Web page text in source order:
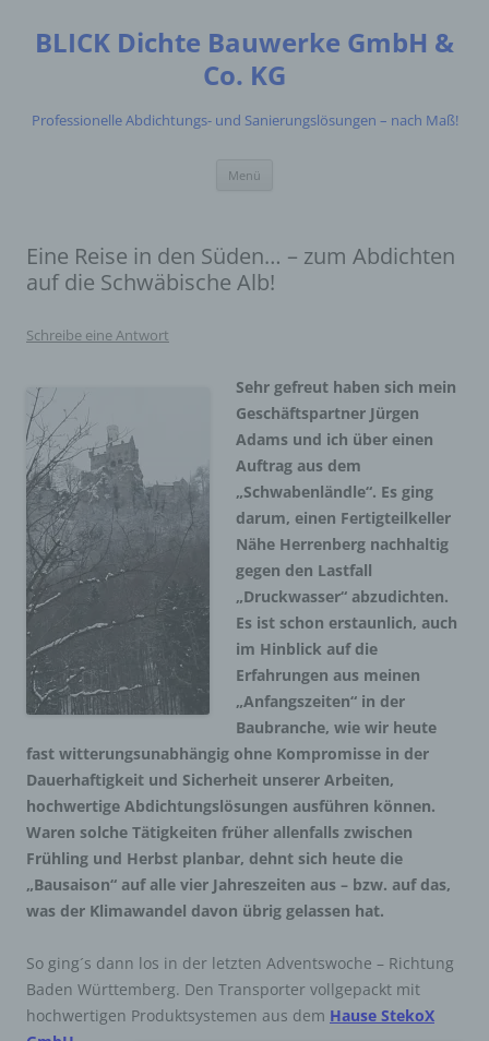
springen
BLICK Dichte Bauwerke GmbH &
Co. KG
Professionelle Abdichtungs- und Sanierungslösungen – nach Maß!
Menü
Eine Reise in den Süden… – zum Abdichten
auf die Schwäbische Alb!
Schreibe eine Antwort
Sehr gefreut haben sich mein
Geschäftspartner Jürgen
Adams und ich über einen
Auftrag aus dem
„Schwabenländle“. Es ging
darum, einen Fertigteilkeller
Nähe Herrenberg nachhaltig
gegen den Lastfall
„Druckwasser“ abzudichten.
Es ist schon erstaunlich, auch
im Hinblick auf die
Erfahrungen aus meinen
„Anfangszeiten“ in der
Baubranche, wie wir heute
fast witterungsunabhängig ohne Kompromisse in der
Dauerhaftigkeit und Sicherheit unserer Arbeiten,
hochwertige Abdichtungslösungen ausführen können.
Waren solche Tätigkeiten früher allenfalls zwischen
Frühling und Herbst planbar, dehnt sich heute die
„Bausaison“ auf alle vier Jahreszeiten aus – bzw. auf das,
was der Klimawandel davon übrig gelassen hat.
So ging´s dann los in der letzten Adventswoche – Richtung
Baden Württemberg. Den Transporter vollgepackt mit
hochwertigen Produktsystemen aus dem Hause StekoX